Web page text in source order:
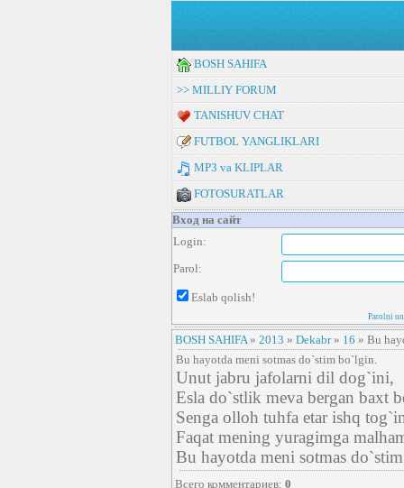
BOSH SAHIFA
>> MILLIY FORUM
TANISHUV CHAT
FUTBOL YANGLIKLARI
MP3 va KLIPLAR
FOTOSURATLAR
Вход на сайт
Login:
Parol:
Eslab qolish!
Parolni
BOSH SAHIFA» 2013 » Dekabr » 16 » Bu
Bu hayotda meni sotmas do`stim bo`lgin.
Unut jabru jafolarni dil dog`ini,
Esla do`stlik meva bergan baxt
Senga olloh tuhfa etar ishq
Faqat mening yuragimga
Bu hayotda meni sotmas
Всего комментариев: 0